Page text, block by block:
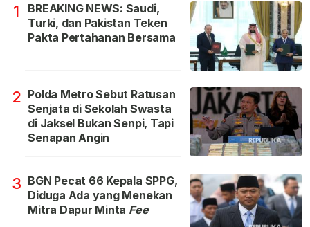
1
BREAKING NEWS: Saudi,
Turki, dan Pakistan Teken
Pakta Pertahanan Bersama
2 Polda Metro Sebut Ratusan
Senjata di Sekolah Swasta
di Jaksel Bukan Senpi, Tapi
Senapan Angin
3 BGN Pecat 66 Kepala SPPG,
Diduga Ada yang Menekan
Mitra Dapur Minta Fee